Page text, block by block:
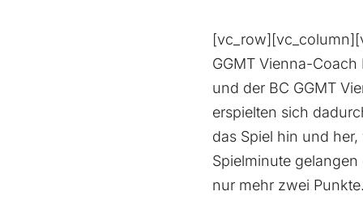
GGMT Vienna-
und der BC GGMT
erspielten sich
das Spiel hin und
Spielminute
nur mehr zwei